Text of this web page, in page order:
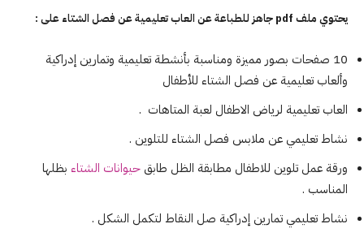
يحتوي ملف pdf جاهز للطباعة عن العاب تعليمية عن فصل الشتاء على :
10 صفحات بصور مميزة ومناسبة بأنشطة تعليمية وتمارين إدراكية
وألعاب تعليمية عن فصل الشتاء للأطفال
العاب تعليمية لرياض الاطفال لعبة المتاهات .
نشاط تعليمي عن ملابس فصل الشتاء للتلوين .
ورقة عمل تلوين للاطفال مطابقة الظل طابق حيوانات الشتاء بظلها
المناسب .
نشاط تعليمي تمارين إدراكية صل النقاط لتكمل الشكل .